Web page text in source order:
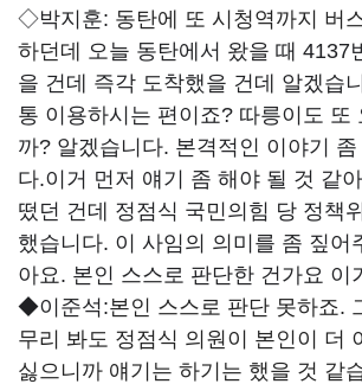
◇박지훈: 동탄에 또 시청역까지 버
하던데 오늘 동탄에서 왔을 때 4137
을 건데 즉각 도착했을 건데 알겠습
통 이용하시는 편이죠? 따릉이도 또
까? 알겠습니다. 본격적인 이야기 좀
다.이거 먼저 얘기 좀 해야 될 것 같
떴던 건데 정점식 국민의힘 당 정책
했습니다. 이 사임의 의미를 좀 짚어
아요. 본인 스스로 판단한 건가요 이
◆이준석:본인 스스로 판단 못하죠.
무리 봐도 정점식 의원이 본인이 더
싫으니까 얘기는 하기는 했을 것 같